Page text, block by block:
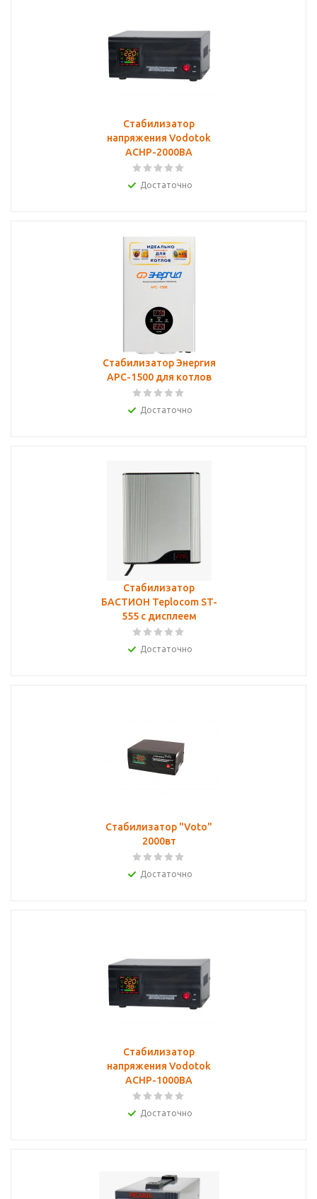
Cтабилизатор
напряжения Vodotok
АСНР-2000ВА
Достаточно
Стабилизатор Энергия
АРС-1500 для котлов
Достаточно
Стабилизатор
БАСТИОН Teplocom ST-
555 с дисплеем
Достаточно
Стабилизатор "Voto"
2000вт
Достаточно
Cтабилизатор
напряжения Vodotok
АСНР-1000ВА
Достаточно